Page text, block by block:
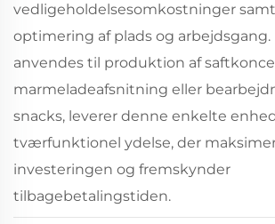
vedligeholdelsesomkostninger
optimering af plads og
anvendes til produktion af
marmeladeafsnitning eller
snacks, leverer denne enkelte
tværfunktionel ydelse, der
investeringen og fremskynder
tilbagebetalingstiden.